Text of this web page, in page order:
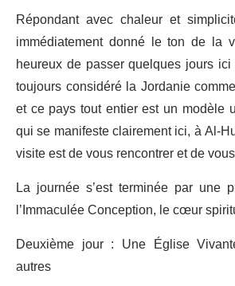
Répondant avec chaleur et
immédiatement donné le ton de la
heureux de passer quelques jours
toujours considéré la Jordanie
et ce pays tout entier est un modèle
qui se manifeste clairement ici, à Al-
visite est de vous rencontrer et de
La journée s’est terminée par une
l’Immaculée Conception, le cœur
Deuxième jour : Une Église
autres